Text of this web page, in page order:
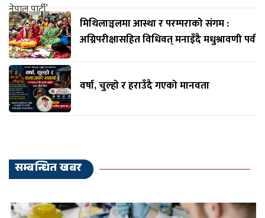
मिथिलाञ्चलमा आस्था र परम्पराको संगम :
अग्निपरीक्षासहित विधिवत् मनाइँदै मधुश्रावणी पर्व
वर्षा, चुल्हो र हराउँदै गएको मानवता
सम्बन्धित खबर